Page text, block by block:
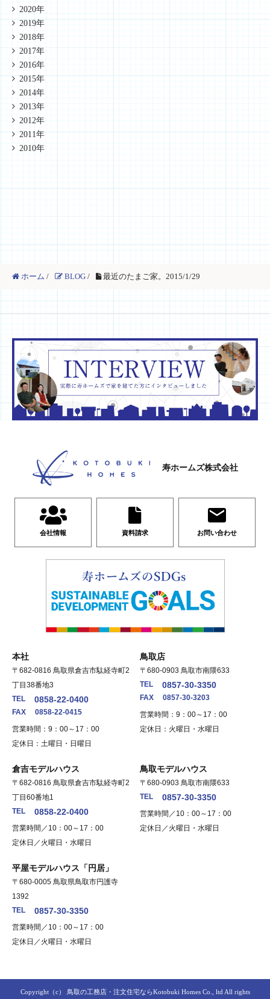
2020年
2019年
2018年
2017年
2016年
2015年
2014年
2013年
2012年
2011年
2010年
ホーム / BLOG / 最近のたまご家。2015/1/29
寿ホームズ株式会社
会社情報 資料請求 お問い合わせ
本社
〒682-0816 鳥取県倉吉市駄経寺町2
丁目38番地3
TEL
0858-22-0400
FAX
0858-22-0415
営業時間：9：00～17：00
定休日：土曜日・日曜日
鳥取店
〒680-0903 鳥取市南隈633
TEL
0857-30-3350
FAX
0857-30-3203
営業時間：9：00～17：00
定休日：火曜日・水曜日
倉吉モデルハウス
〒682-0816 鳥取県倉吉市駄経寺町2
丁目60番地1
TEL
0858-22-0400
営業時間／10：00～17：00
定休日／火曜日・水曜日
鳥取モデルハウス
〒680-0903 鳥取市南隈633
TEL
0857-30-3350
営業時間／10：00～17：00
定休日／火曜日・水曜日
平屋モデルハウス「円居」
〒680-0005 鳥取県鳥取市円護寺
1392
TEL
0857-30-3350
営業時間／10：00～17：00
定休日／火曜日・水曜日
Copyright（c） 鳥取の工務店・注文住宅ならKotobuki Homes Co., ltd All rights